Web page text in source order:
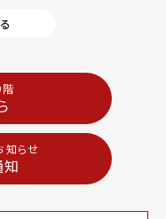
知らせ